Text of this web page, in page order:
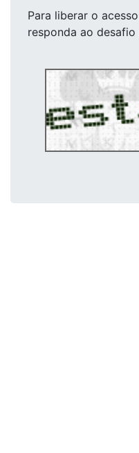
Para liberar o acesso
responda ao desafio